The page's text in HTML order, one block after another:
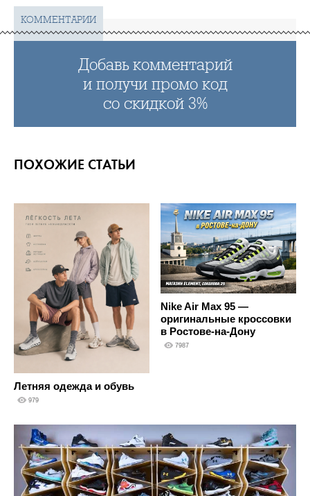
КОММЕНТАРИИ
Добавь комментарий
и получи промо код
со скидкой 3%
ПОХОЖИЕ СТАТЬИ
Летняя одежда и обувь
979
Nike Air Max 95 —
оригинальные кроссовки
в Ростове-на-Дону
7987